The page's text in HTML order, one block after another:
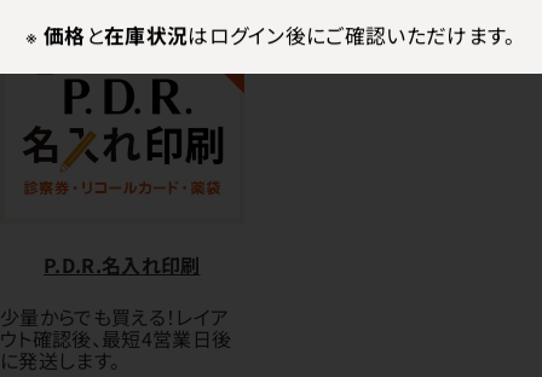
※ 価格と在庫状況はログイン後にご確認いただけます。
P.D.R.名入れ印刷
少量からでも買える！レイア
ウト確認後、最短4営業日後
に発送します。